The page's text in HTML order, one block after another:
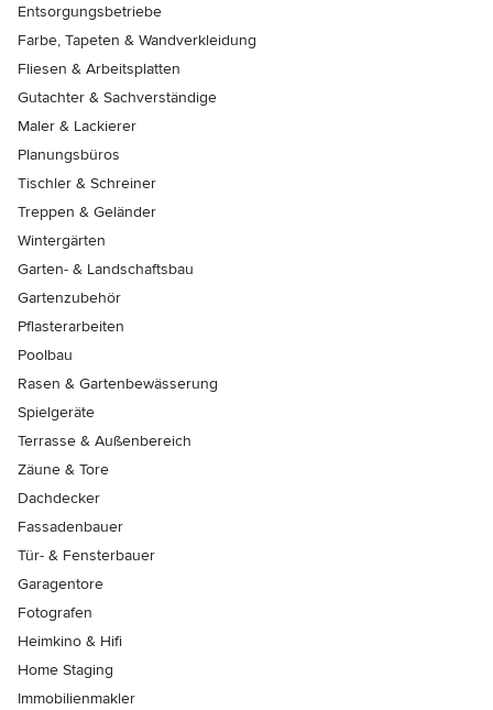
Entsorgungsbetriebe
Farbe, Tapeten & Wandverkleidung
Fliesen & Arbeitsplatten
Gutachter & Sachverständige
Maler & Lackierer
Planungsbüros
Tischler & Schreiner
Treppen & Geländer
Wintergärten
Garten- & Landschaftsbau
Gartenzubehör
Pflasterarbeiten
Poolbau
Rasen & Gartenbewässerung
Spielgeräte
Terrasse & Außenbereich
Zäune & Tore
Dachdecker
Fassadenbauer
Tür- & Fensterbauer
Garagentore
Fotografen
Heimkino & Hifi
Home Staging
Immobilienmakler